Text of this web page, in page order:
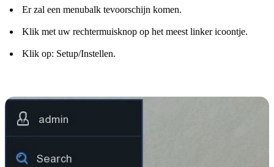
Er zal een menubalk tevoorschijn komen.
Klik met uw rechtermuisknop op het meest linker icoontje.
Klik op: Setup/Instellen.